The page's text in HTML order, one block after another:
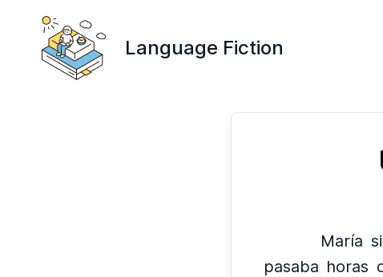
Language Fiction
María
pasaba horas